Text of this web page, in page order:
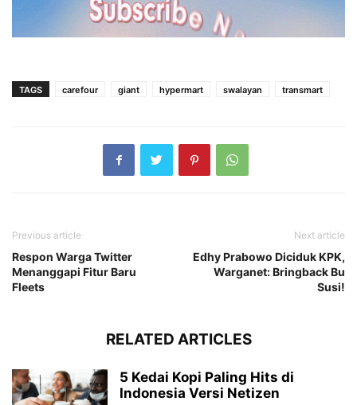
TAGS carefour giant hypermart swalayan transmart
Previous article
Respon Warga Twitter
Menanggapi Fitur Baru
Fleets
Next article
Edhy Prabowo Diciduk KPK,
Warganet: Bringback Bu
Susi!
RELATED ARTICLES
5 Kedai Kopi Paling Hits di
Indonesia Versi Netizen